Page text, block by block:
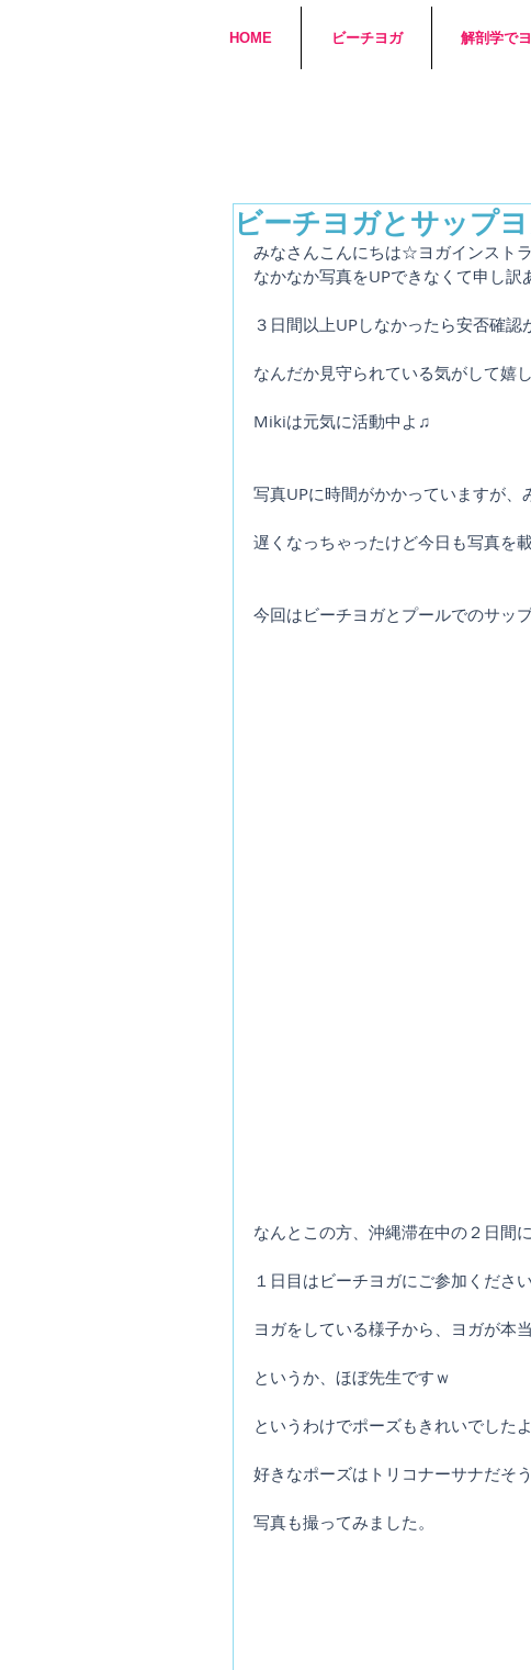
HOME ビーチヨガ 解剖学で
ビーチヨガとサップ
みなさんこんにちは☆ヨガインスト
なかなか写真をUPできなくて申し訳
３日間以上UPしなかったら安否確認
なんだか見守られている気がして嬉
Mikiは元気に活動中よ♫
写真UPに時間がかかっていますが、
遅くなっちゃったけど今日も写真を
今回はビーチヨガとプールでのサッ
なんとこの方、沖縄滞在中の２日間
１日目はビーチヨガにご参加ください
ヨガをしている様子から、ヨガが本
というか、ほぼ先生ですｗ
というわけでポーズもきれいでしたよ
好きなポーズはトリコナーサナだそう
写真も撮ってみました。